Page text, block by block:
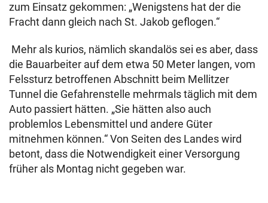
zum Einsatz gekommen: „Wenigstens hat der die
Fracht dann gleich nach St. Jakob geflogen.“
Mehr als kurios, nämlich skandalös sei es aber, dass
die Bauarbeiter auf dem etwa 50 Meter langen, vom
Felssturz betroffenen Abschnitt beim Mellitzer
Tunnel die Gefahrenstelle mehrmals täglich mit dem
Auto passiert hätten. „Sie hätten also auch
problemlos Lebensmittel und andere Güter
mitnehmen können.“ Von Seiten des Landes wird
betont, dass die Notwendigkeit einer Versorgung
früher als Montag nicht gegeben war.